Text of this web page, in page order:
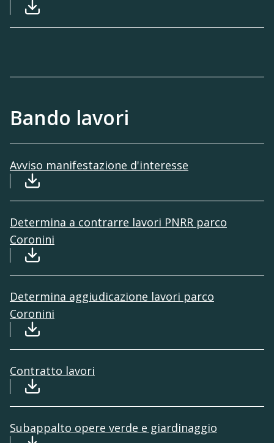
Download file: 2024_10 Determina variaz
Bando lavori
Avviso manifestazione d'interesse
Download file: Avviso manifestazione
Determina a contrarre lavori PNRR parco
Coronini
Download file: Determina a contrarre lavori
Determina aggiudicazione lavori parco
Coronini
Download file: Determina aggiudicazione
Contratto lavori
Download file: Contratto lavori parco
Subappalto opere verde e giardinaggio